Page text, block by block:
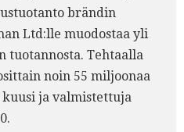
brändin
Ltd:lle muodostaa yli
tuotannosta. Tehtaalla
noin 55 miljoonaa
ja valmistettuja